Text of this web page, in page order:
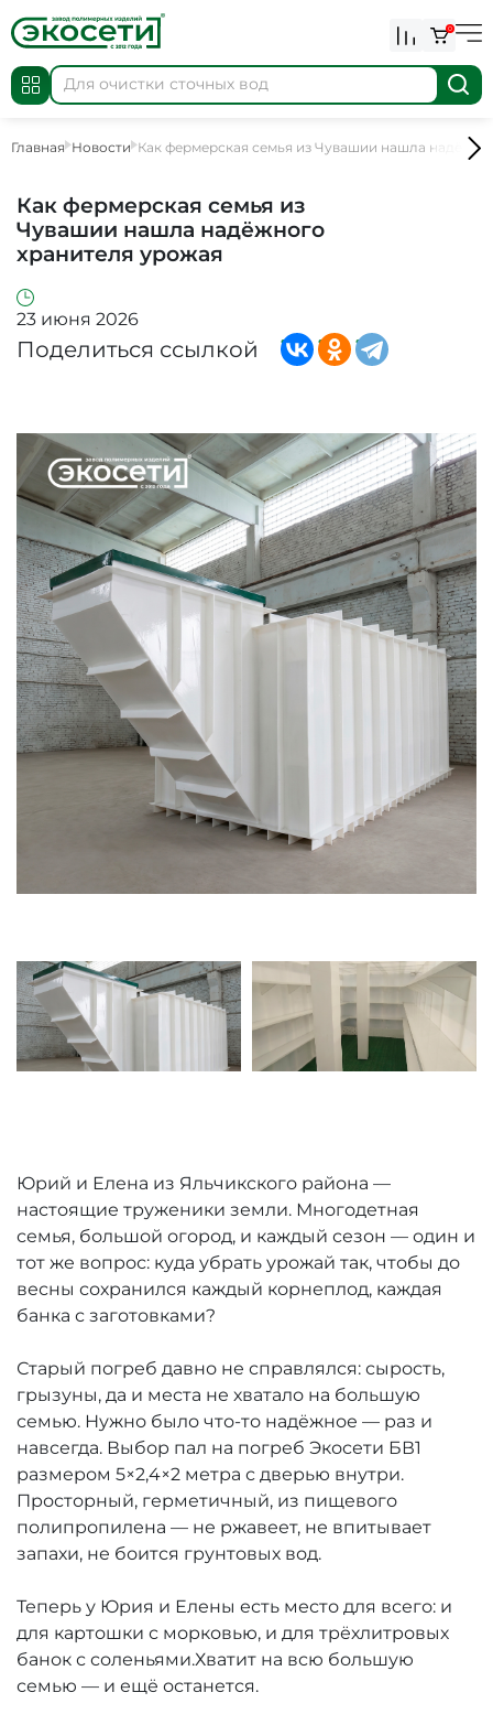
0
Главная Новости Как фермерская семья из Чувашии нашла
Как фермерская семья из
Чувашии нашла надёжного
хранителя урожая
23 июня 2026
Поделиться ссылкой
Юрий и Елена из Яльчикского района —
настоящие труженики земли. Многодетная
семья, большой огород, и каждый сезон — один и
тот же вопрос: куда убрать урожай так, чтобы до
весны сохранился каждый корнеплод, каждая
банка с заготовками?
Старый погреб давно не справлялся: сырость,
грызуны, да и места не хватало на большую
семью. Нужно было что-то надёжное — раз и
навсегда. Выбор пал на погреб Экосети БВ1
размером 5×2,4×2 метра с дверью внутри.
Просторный, герметичный, из пищевого
полипропилена — не ржавеет, не впитывает
запахи, не боится грунтовых вод.
Теперь у Юрия и Елены есть место для всего: и
для картошки с морковью, и для трёхлитровых
банок с соленьями.Хватит на всю большую
семью — и ещё останется.